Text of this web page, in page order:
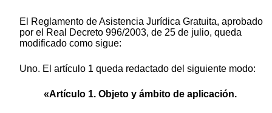
El Reglamento de Asistencia Jurídica Gratuita, aprobado
por el Real Decreto 996/2003, de 25 de julio, queda
modificado como sigue:
Uno. El artículo 1 queda redactado del siguiente modo:
«Artículo 1. Objeto y ámbito de aplicación.